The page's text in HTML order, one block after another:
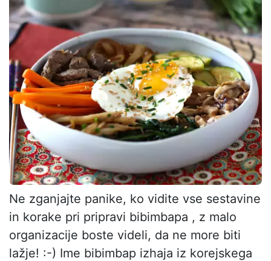
Ne zganjajte panike, ko vidite vse sestavine
in korake pri pripravi bibimbapa , z malo
organizacije boste videli, da ne more biti
lažje! :-) Ime bibimbap izhaja iz korejskega